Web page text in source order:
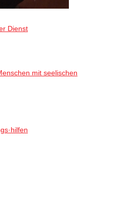
Dienst
mit seelischen